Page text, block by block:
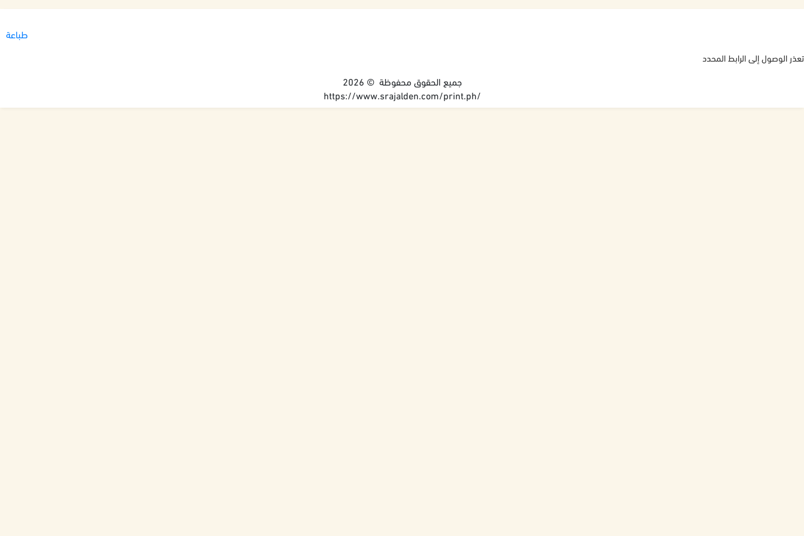
طباعة
تعذر الوصول إلى الرابط المحدد
جميع الحقوق محفوظة © 2026
https://www.srajalden.com/print.ph/